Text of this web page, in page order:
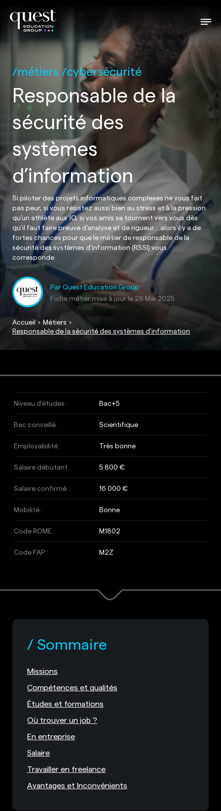
métiers cybersécurité
Responsable de la
sécurité des
systèmes
d’information
Si piloter des projets informatiques complexes ne vous fait
pas peur, si vous résistez aussi bien au stress et à la pression
qu’un athlète aux JO, si vos amis se tournent vers vous dès
qu’il faut faire preuve d’analyse et de rigueur… alors il y a de
fortes chances pour que le métier de responsable de la
sécurité des systèmes d’information (RSSI) vous
corresponde.
Par Quest Education Group
Fiche métier mise à jour le 28 Mai 2025
Accueil
Métiers
Responsable de la sécurité des systèmes d’information
Niveau d’études : Bac+5
Bac conseillé : Scientifique
Employabilité : Très bonne
Salaire débutant : 5 800 €
Salaire confirmé : 16 000 €
Mobilité : Bonne
Code ROME : M1802
Code FAP : M2Z
Sommaire
Missions
Compétences et qualités
Études et formations
Où trouver un job ?
En entreprise
Salaire
Travailler en freelance
Avantages et Inconvénients